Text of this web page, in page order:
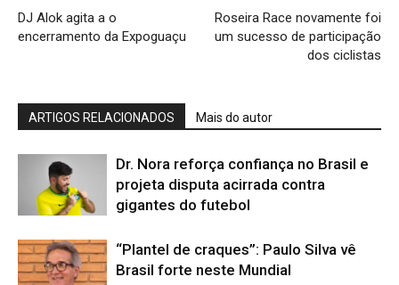
DJ Alok agita a o
encerramento da Expoguaçu
Roseira Race novamente foi
um sucesso de participação
dos ciclistas
ARTIGOS RELACIONADOS Mais do autor
Dr. Nora reforça confiança no Brasil e
projeta disputa acirrada contra
gigantes do futebol
“Plantel de craques”: Paulo Silva vê
Brasil forte neste Mundial